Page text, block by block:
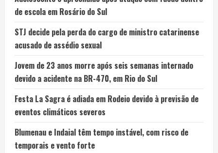
de escola em Rosário do Sul
STJ decide pela perda do cargo de ministro catarinense
acusado de assédio sexual
Jovem de 23 anos morre após seis semanas internado
devido a acidente na BR-470, em Rio do Sul
Festa La Sagra é adiada em Rodeio devido à previsão de
eventos climáticos severos
Blumenau e Indaial têm tempo instável, com risco de
temporais e vento forte